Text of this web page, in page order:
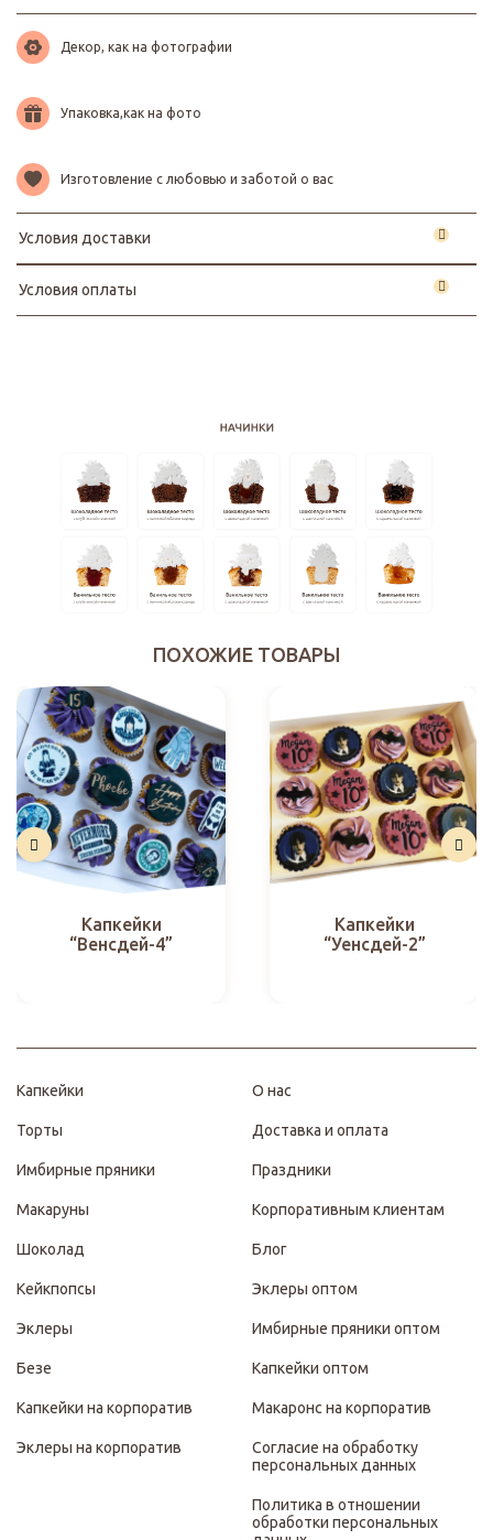
Декор, как на фотографии
Упаковка,как на фото
Изготовление с любовью и заботой о вас
Условия доставки
Условия оплаты
ПОХОЖИЕ ТОВАРЫ
Капкейки
“Венсдей-4”
Капкейки
“Уенсдей-2”
Капкейки
Торты
Имбирные пряники
Макаруны
Шоколад
Кейкпопсы
Эклеры
Безе
Капкейки на корпоратив
Эклеры на корпоратив
О нас
Доставка и оплата
Праздники
Корпоративным клиентам
Блог
Эклеры оптом
Имбирные пряники оптом
Капкейки оптом
Макаронс на корпоратив
Согласие на обработку
персональных данных
Политика в отношении
обработки персональных